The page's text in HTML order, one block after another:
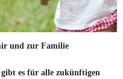
und zur Familie
es für alle zukünftigen